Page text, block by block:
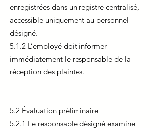
enregistrées dans un registre centralisé,
accessible uniquement au personnel
désigné.
5.1.2 L’employé doit informer
immédiatement le responsable de la
réception des plaintes.
5.2 Évaluation préliminaire
5.2.1 Le responsable désigné examine